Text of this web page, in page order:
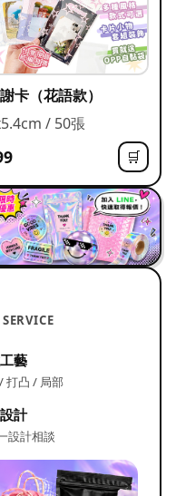
卡（花語款）
/ 50張
🛒
藝
打凸 / 局部
計
設計相談